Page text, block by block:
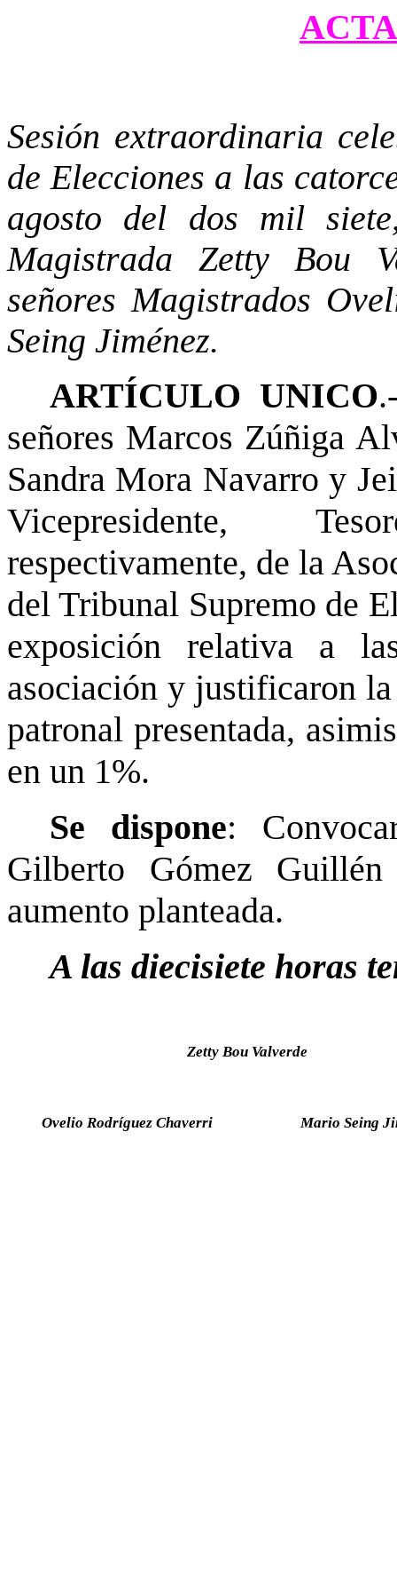
ACTA
Sesión extraordinaria
de Elecciones a las
agosto del dos mil
Magistrada Zetty Bou
señores Magistrados
Seing Jiménez.
ARTÍCULO UNICO
señores Marcos Zúñiga
Sandra Mora Navarro y
Vicepresidente,
respectivamente, de la
del Tribunal Supremo de
exposición relativa a
asociación y justificaron
patronal presentada,
en un 1%.
Se dispone:
Gilberto Gómez
aumento planteada.
A las diecisiete horas
Zetty Bou Valverde
Ovelio Rodríguez Chaverri Mario Seing